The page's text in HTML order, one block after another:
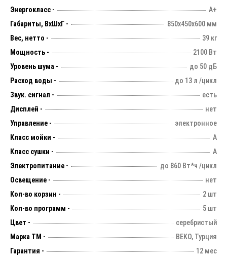
Энергокласс -
А+
Габариты, ВхШхГ -
850х450х600 мм
Вес, нетто -
39 кг
Мощность -
2100 Вт
Уровень шума -
до 50 дБ
Расход воды -
до 13 л /цикл
Звук. сигнал -
есть
Дисплей -
нет
Управление -
электронное
Класс мойки -
А
Класс сушки -
А
Электропитание -
до 860 Вт*ч /цикл
Освещение -
нет
Кол-во корзин -
2 шт
Кол-во программ -
5 шт
Цвет -
серебристый
Марка ТМ -
BEKO, Турция
Гарантия -
12 мес